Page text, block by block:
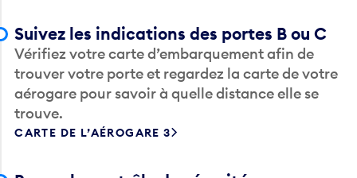
Vérifiez votre carte d’embarquement afin de
trouver votre porte et regardez la carte de votre
aérogare pour savoir à quelle distance elle se
trouve.
CARTE DE L’AÉROGARE 3